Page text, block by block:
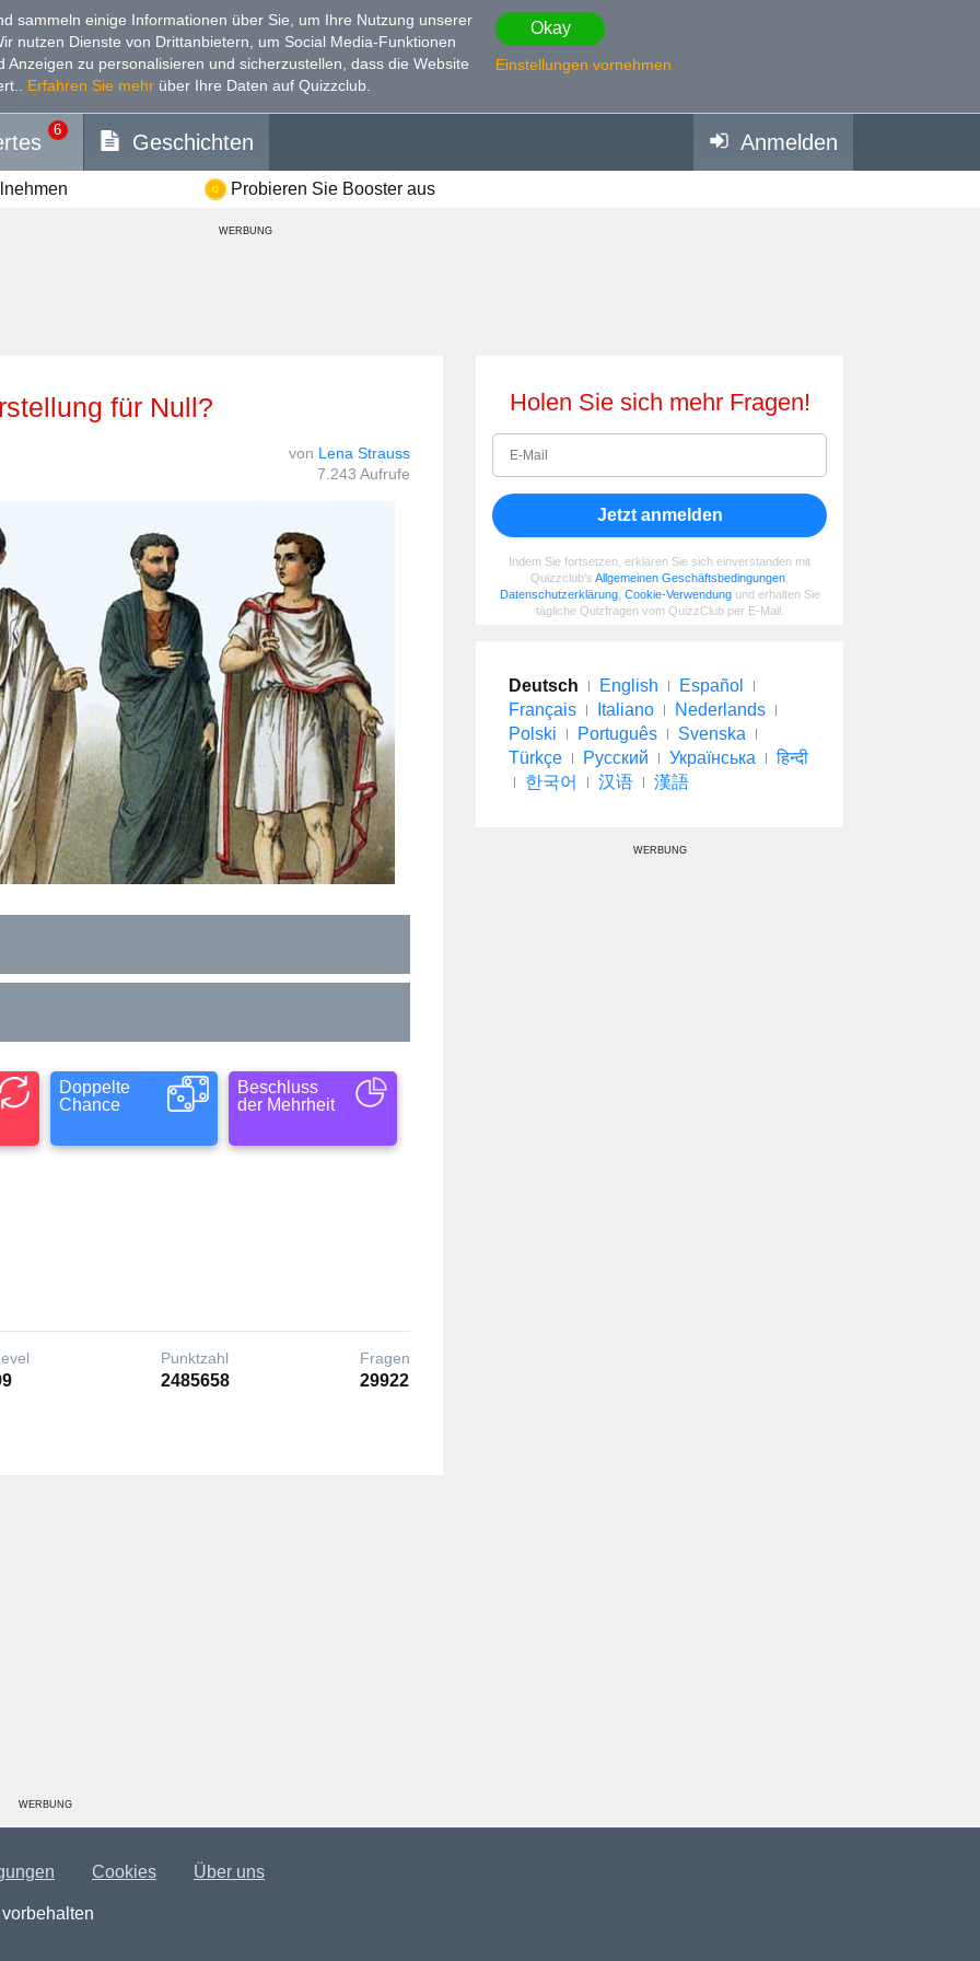
sammeln einige Informationen über Sie, um Ihre Nutzung unserer
nutzen Dienste von Drittanbietern, um Social Media-Funktionen
Anzeigen zu personalisieren und sicherzustellen, dass die Website
Erfahren Sie mehr über Ihre Daten auf Quizzclub.
Okay
Einstellungen vornehmen
6
Geschichten Anmelden
Probieren Sie Booster aus
WERBUNG
für Null?
von Lena Strauss
7.243 Aufrufe
Doppelte
Chance
Beschluss
der Mehrheit
Punktzahl
2485658
Fragen
29922
WERBUNG
Holen Sie sich mehr Fragen!
Jetzt anmelden
Indem Sie fortsetzen, erklären Sie sich einverstanden mit
Quizzclub's Allgemeinen Geschäftsbedingungen
Datenschutzerklärung, Cookie-Verwendungund erhalten Sie
tägliche Quizfragen vom QuizzClub per E-Mail.
Deutsch English
Español
Français
Italiano
Nederlands
Polski
Português
Svenska
Türkçe
Русский Українська
हिन्दी
한국어
汉语 漢語
WERBUNG
Cookies Über uns